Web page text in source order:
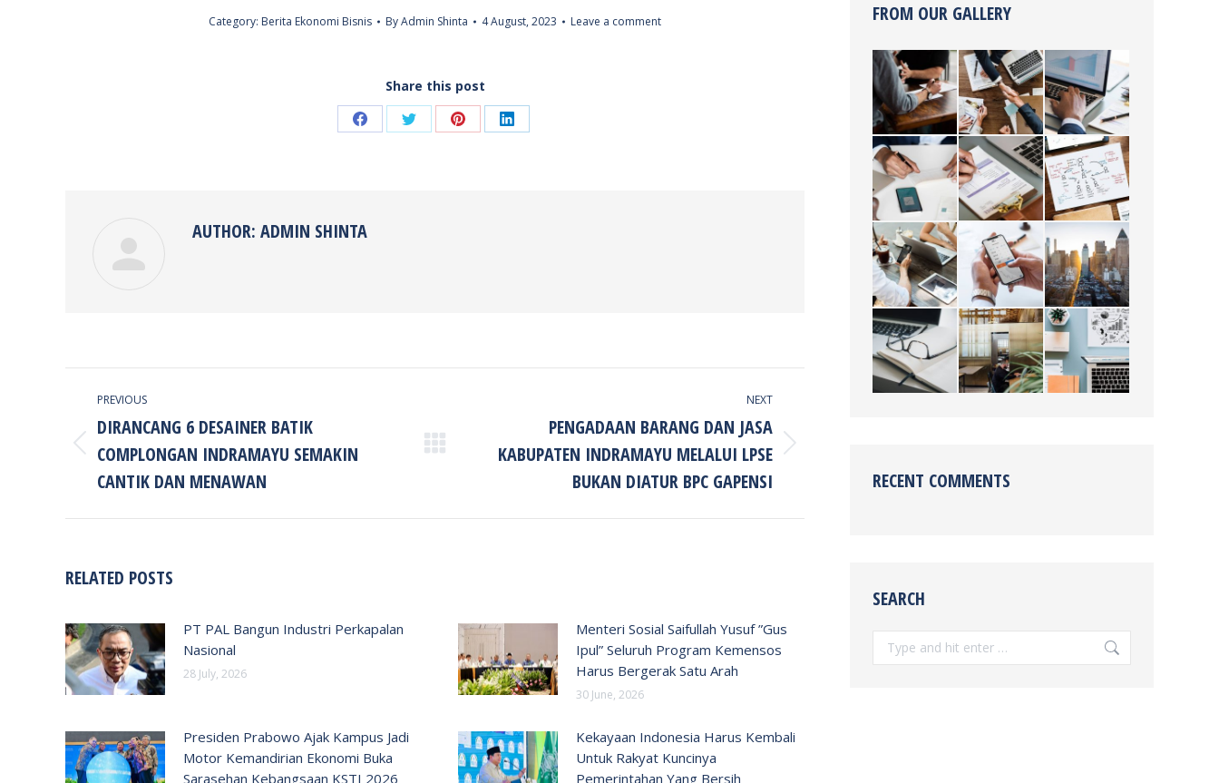
Category: Berita Ekonomi Bisnis ByAdmin Shinta 4 August, 2023 Leave a comment
Share this post
Share Share Share Share
AUTHOR: ADMIN SHINTA
NAVIGATION
PREVIOUS
Previous
post:
DIRANCANG 6 DESAINER BATIK
COMPLONGAN INDRAMAYU SEMAKIN
CANTIK DAN MENAWAN
NEXT
Next
PENGADAAN BARANG DAN JASA
KABUPATEN INDRAMAYU MELALUI LPSE
BUKAN DIATUR BPC GAPENSI
RELATED POSTS
PT PAL Bangun Industri Perkapalan
Nasional
28 July, 2026
Menteri Sosial Saifullah Yusuf ”Gus
Ipul” Seluruh Program Kemensos
Harus Bergerak Satu Arah
30 June, 2026
Presiden Prabowo Ajak Kampus Jadi
Motor Kemandirian Ekonomi Buka
Sarasehan Kebangsaan KSTI 2026
Kekayaan Indonesia Harus Kembali
Untuk Rakyat Kuncinya
Pemerintahan Yang Bersih
FROM OUR GALLERY
RECENT COMMENTS
SEARCH
Search: